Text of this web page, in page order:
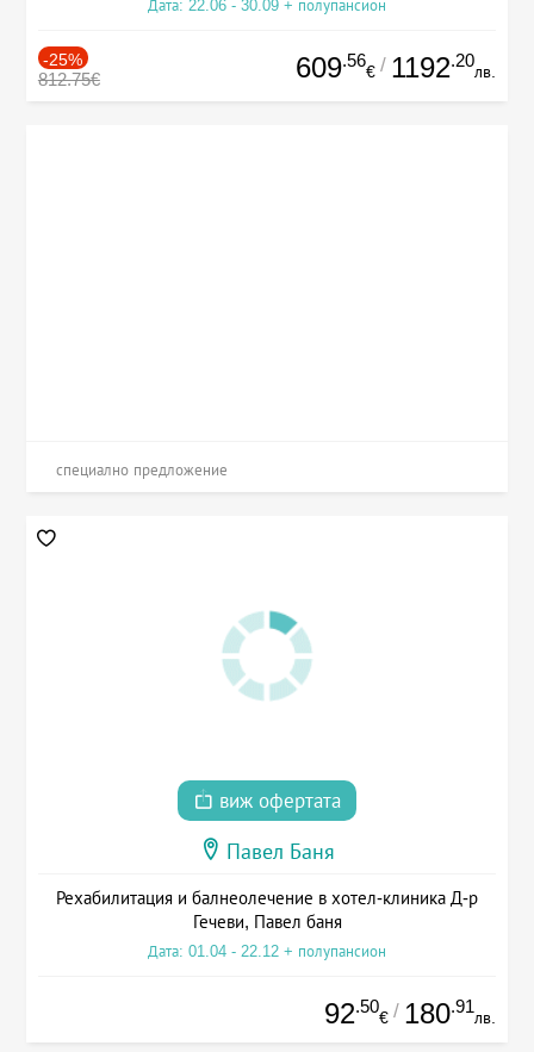
Дата: 22.06 - 30.09 + полупансион
-25%
812.75€ 609.56
€ / 1192.20
лв.
специално предложение
виж офертата
Павел Баня
Рехабилитация и балнеолечение в хотел-клиника Д-р
Гечеви, Павел баня
Дата: 01.04 - 22.12 + полупансион
92.50
€ / 180.91
лв.